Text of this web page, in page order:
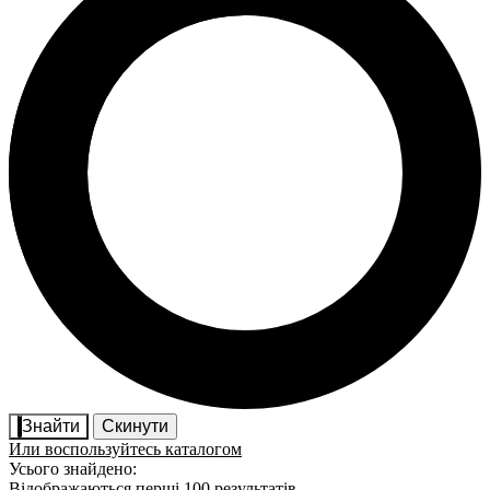
Знайти
Скинути
Или воспользуйтесь каталогом
Усього знайдено: